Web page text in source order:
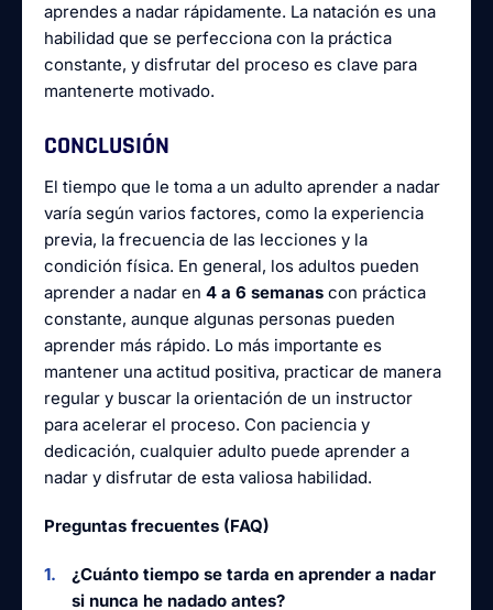
aprendes a nadar rápidamente. La natación es una
habilidad que se perfecciona con la práctica
constante, y disfrutar del proceso es clave para
mantenerte motivado.
CONCLUSIÓN
El tiempo que le toma a un adulto aprender a nadar
varía según varios factores, como la experiencia
previa, la frecuencia de las lecciones y la
condición física. En general, los adultos pueden
aprender a nadar en 4 a 6 semanas con práctica
constante, aunque algunas personas pueden
aprender más rápido. Lo más importante es
mantener una actitud positiva, practicar de manera
regular y buscar la orientación de un instructor
para acelerar el proceso. Con paciencia y
dedicación, cualquier adulto puede aprender a
nadar y disfrutar de esta valiosa habilidad.
Preguntas frecuentes (FAQ)
¿Cuánto tiempo se tarda en aprender a nadar
si nunca he nadado antes?